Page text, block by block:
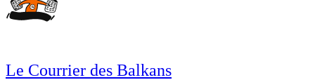
Le Courrier des Balkans